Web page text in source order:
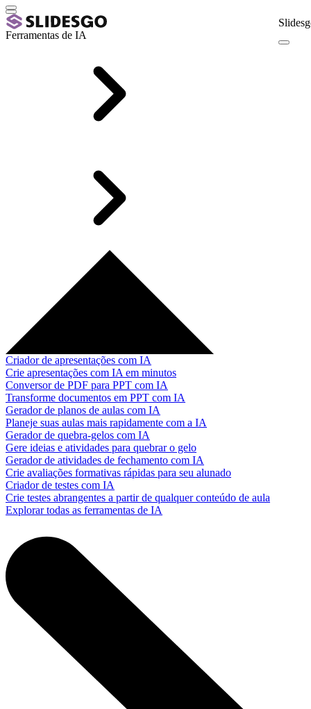
Ferramentas de IA
Criador de apresentações com IA
Crie apresentações com IA em minutos
Conversor de PDF para PPT com IA
Transforme documentos em PPT com IA
Gerador de planos de aulas com IA
Planeje suas aulas mais rapidamente com a IA
Gerador de quebra-gelos com IA
Gere ideias e atividades para quebrar o gelo
Gerador de atividades de fechamento com IA
Crie avaliações formativas rápidas para seu alunado
Criador de testes com IA
Crie testes abrangentes a partir de qualquer conteúdo de aula
Explorar todas as ferramentas de IA